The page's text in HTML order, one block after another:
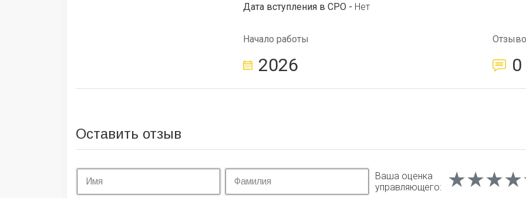
Дата вступления в СРО - Нет
Начало работы
2026 0
Оставить отзыв
Ваша оценка
управляющего: